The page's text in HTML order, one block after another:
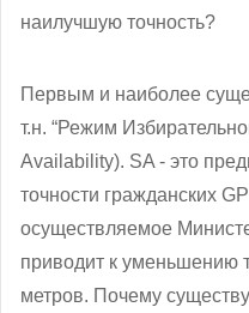
наилучшую точность?
Первым и наиболее
т.н. “Режим
Availability). SA - это
точности гражданских
осуществляемое
приводит к уменьшению
метров. Почему